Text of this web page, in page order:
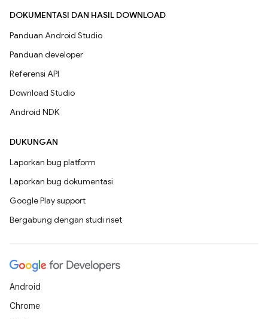
DOKUMENTASI DAN HASIL DOWNLOAD
Panduan Android Studio
Panduan developer
Referensi API
Download Studio
Android NDK
DUKUNGAN
Laporkan bug platform
Laporkan bug dokumentasi
Google Play support
Bergabung dengan studi riset
Android
Chrome